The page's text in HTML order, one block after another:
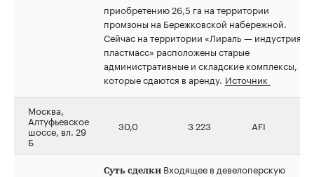
приобретению 26,5 га на территории
промзоны на Бережковской набережной.
Сейчас на территории «Лираль — индустрия
пластмасс» расположены старые
административные и складские комплексы,
которые сдаются в аренду. Источник
Москва,
Алтуфьевское
шоссе, вл. 29
Б
30,0 3 223 AFI
Суть сделки Входящее в девелоперскую